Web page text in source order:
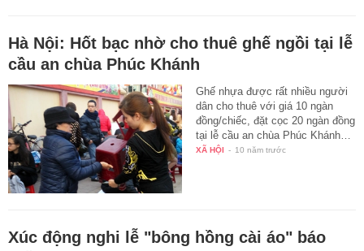
Hà Nội: Hốt bạc nhờ cho thuê ghế ngồi tại lễ
cầu an chùa Phúc Khánh
Ghế nhựa được rất nhiều người
dân cho thuê với giá 10 ngàn
đồng/chiếc, đặt cọc 20 ngàn đồng
tại lễ cầu an chùa Phúc Khánh…
XÃ HỘI - 10 năm trước
Xúc động nghi lễ "bông hồng cài áo" báo